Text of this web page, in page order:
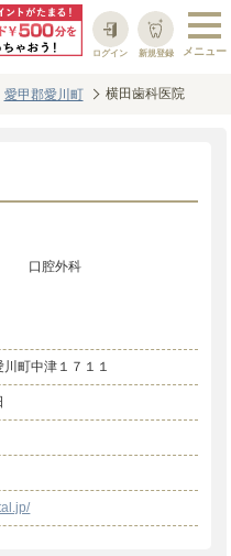
新規登録
ログイン
愛甲郡愛川町 横田歯科医院
口腔外科
町中津１７１１